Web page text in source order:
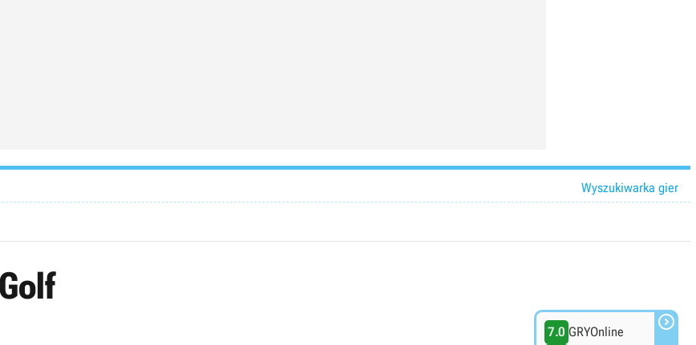
Wyszukiwarka gier
7.0 GRYOnline
